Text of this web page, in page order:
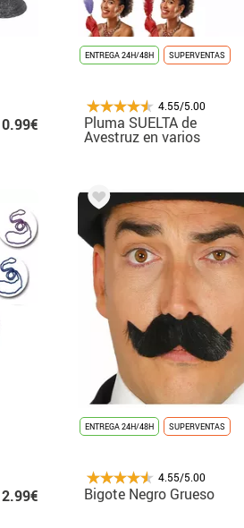
0.99€
ENTREGA 24H/48H SUPERVENTAS
4.55/5.00
Pluma SUELTA de
Avestruz en varios
2.99€
ENTREGA 24H/48H SUPERVENTAS
4.55/5.00
Bigote Negro Grueso